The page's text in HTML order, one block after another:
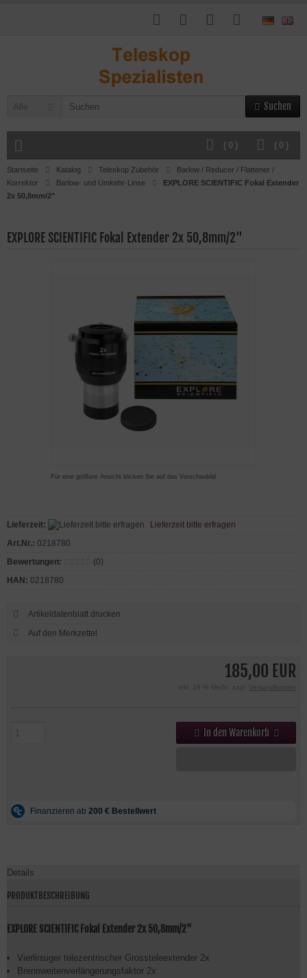
Alle Suchen
( 0 )
( 0 )
Startseite Katalog Teleskop Zubehör
Barlow / Reducer / Flattener /
Korrektor
Barlow- und Umkehr-Linse
EXPLORE SCIENTIFIC Fokal Extender
2x 50,8mm/2"
EXPLORE SCIENTIFIC Fokal Extender 2x 50,8mm/2"
Für eine größere Ansicht klicken Sie auf das Vorschaubild
185,00 EUR
inkl. 19 % MwSt. zzgl. Versandkosten
In den Warenkorb
Lieferzeit:
Lieferzeit bitte erfragen
Art.Nr.: 0218780
Bewertungen:
(0)
HAN: 0218780
Artikeldatenblatt drucken
Details
PRODUKTBESCHREIBUNG
EXPLORE SCIENTIFIC Fokal Extender 2x 50,8mm/2"
Vierlinsiger telezentrischer Grossteleextender 2x
Brennweitenverlängerungsfaktor 2x